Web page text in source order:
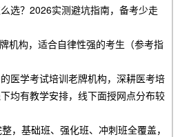
选？2026实测避坑指南，备考少走
机构，适合自律性强的考生（参考指
医学考试培训老牌机构，深耕医考培
均有教学安排，线下面授网点分布较
，基础班、强化班、冲刺班全覆盖，